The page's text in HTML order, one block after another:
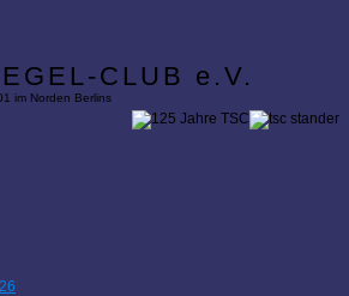
CLUB e.V.
im Norden Berlins